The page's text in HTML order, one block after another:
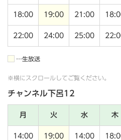
18:00 19:00 21:00
22:00 24:00 25:00
…生放送
※横にスクロールしてご覧ください。
チャンネル下呂12
月 火 水 木
14:00 19:00 14:00